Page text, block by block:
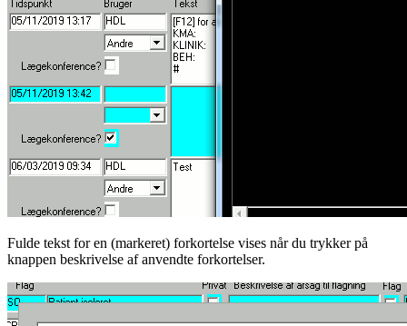
Fulde tekst for en (markeret) forkortelse vises når du trykker på
knappen beskrivelse af anvendte forkortelser.